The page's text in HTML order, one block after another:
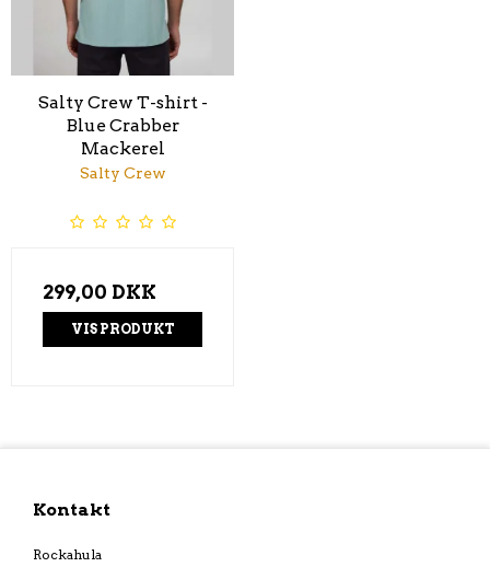
Salty Crew T-shirt -
Blue Crabber
Mackerel
Salty Crew
299,00 DKK
VIS PRODUKT
Kontakt
Rockahula